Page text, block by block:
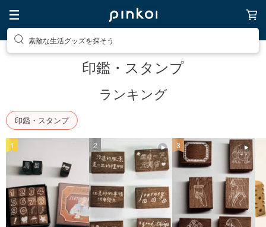
素敵な生活グッズを探そう
話題のアイテムを探そう
印鑑・スタンプ
ランキング
印鑑・スタンプ
1 2 3